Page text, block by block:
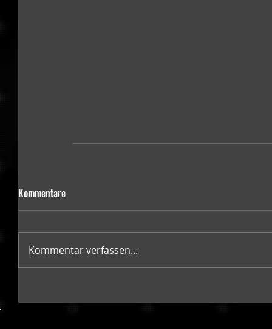
Kommentare
Kommentar verfassen...